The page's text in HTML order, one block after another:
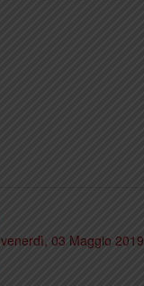
venerdì, 03 Maggio 2019